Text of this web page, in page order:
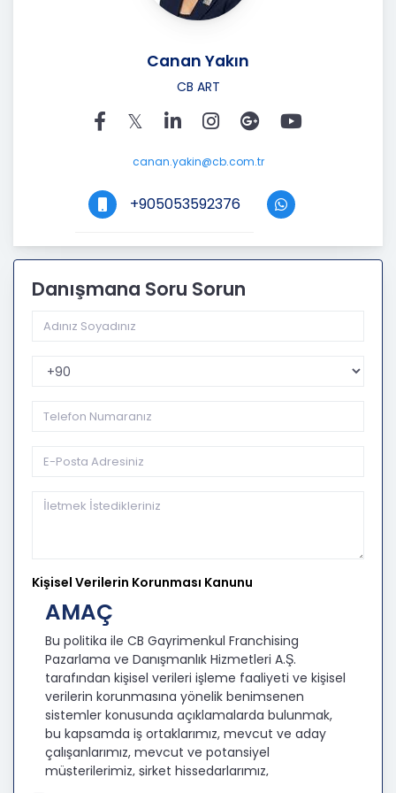
Canan Yakın
CB ART
canan.yakin@cb.com.tr
+905053592376
Danışmana Soru Sorun
Telefon Kodu
Kişisel Verilerin Korunması Kanunu
AMAÇ
Bu politika ile CB Gayrimenkul Franchising
Pazarlama ve Danışmanlık Hizmetleri A.Ş.
tarafından kişisel verileri işleme faaliyeti ve kişisel
verilerin korunmasına yönelik benimsenen
sistemler konusunda açıklamalarda bulunmak,
bu kapsamda iş ortaklarımız, mevcut ve aday
çalışanlarımız, mevcut ve potansiyel
müşterilerimiz, şirket hissedarlarımız,